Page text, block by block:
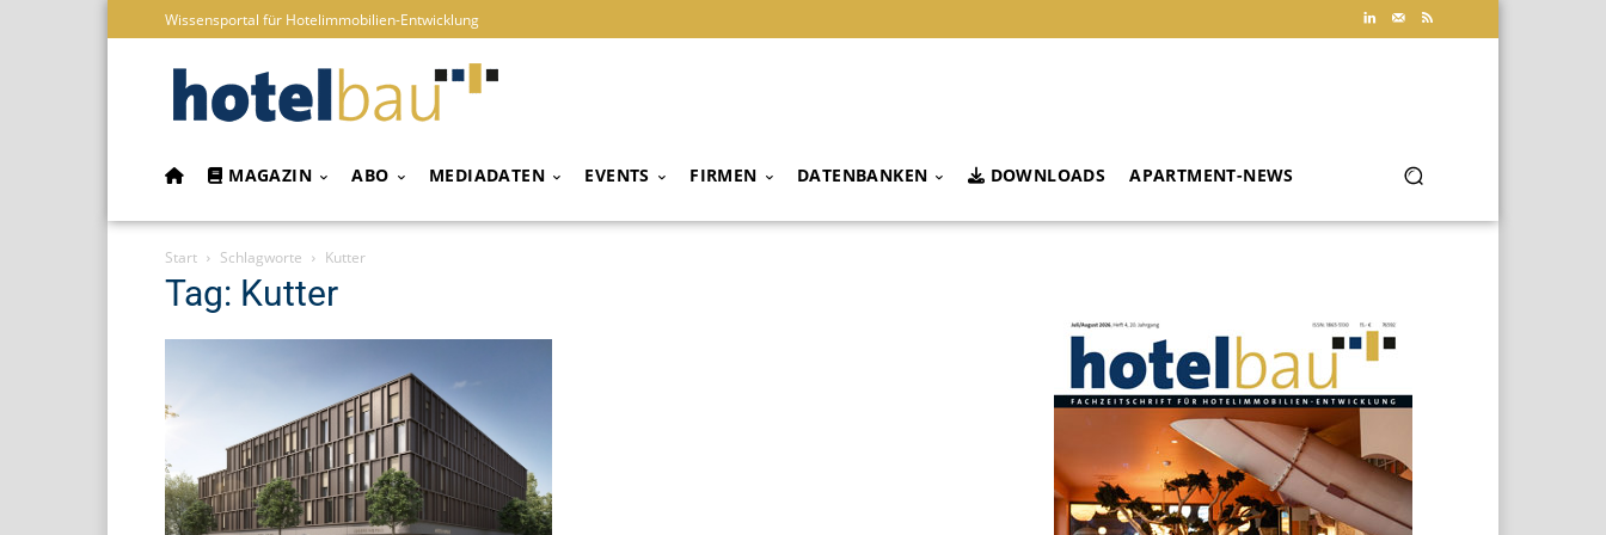
Wissensportal für Hotelimmobilien-Entwicklung
MAGAZIN ABO MEDIADATEN EVENTS FIRMEN DATENBANKEN DOWNLOADS APARTMENT-NEWS
Start Schlagworte Kutter
Tag: Kutter